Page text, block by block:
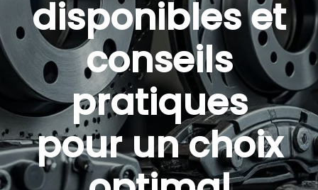
disponibles et
conseils
pratiques
pour un choix